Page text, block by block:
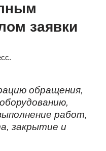
заявки
обращения,
работ,
закрытие и